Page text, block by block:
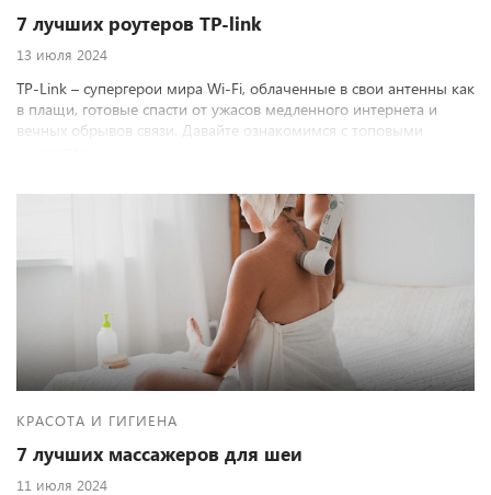
7 лучших роутеров TP-link
13 июля 2024
TP-Link – супергерои мира Wi-Fi, облаченные в свои антенны как
в плащи, готовые спасти от ужасов медленного интернета и
вечных обрывов связи. Давайте ознакомимся с топовыми
КРАСОТА И ГИГИЕНА
7 лучших массажеров для шеи
11 июля 2024